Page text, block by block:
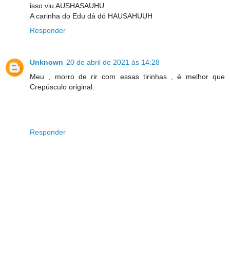
isso viu AUSHASAUHU
A carinha do Edu dá dó HAUSAHUUH
Responder
Unknown 20 de abril de 2021 às 14:28
Meu , morro de rir com essas tirinhas , é melhor que
Crepúsculo original.
Responder